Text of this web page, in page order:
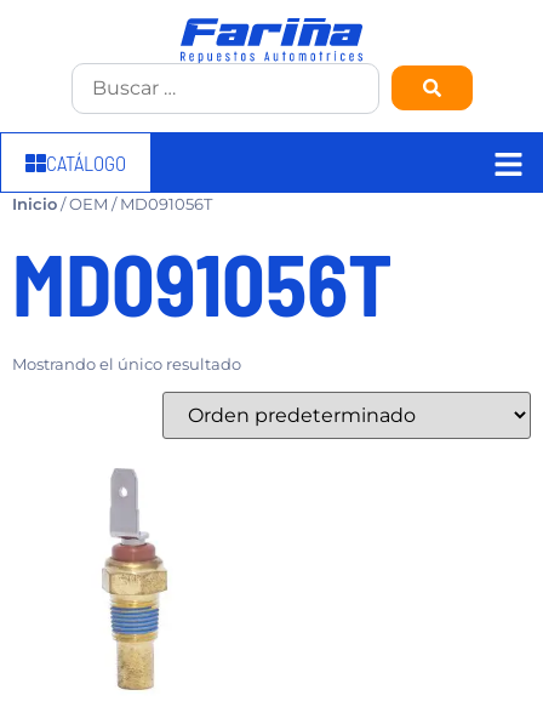
CATÁLOGO
Inicio/ OEM / MD091056T
MD091056T
Mostrando el único resultado